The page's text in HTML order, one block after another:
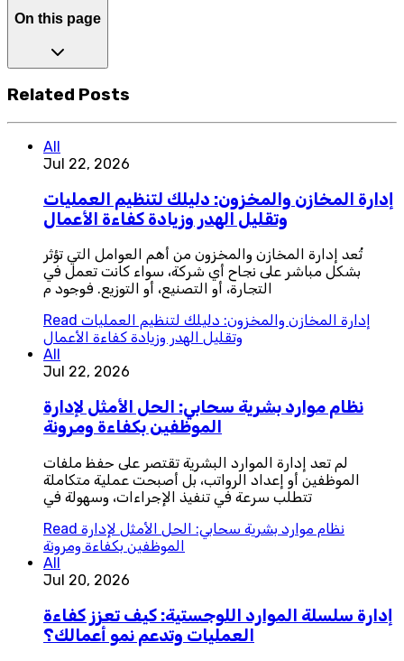
On this page
Related Posts
All
Jul 22, 2026
إدارة المخازن والمخزون: دليلك لتنظيم العمليات
وتقليل الهدر وزيادة كفاءة الأعمال
تُعد إدارة المخازن والمخزون من أهم العوامل التي تؤثر
بشكل مباشر على نجاح أي شركة، سواء كانت تعمل في
التجارة، أو التصنيع، أو التوزيع. فوجود م
Read إدارة المخازن والمخزون: دليلك لتنظيم العمليات
وتقليل الهدر وزيادة كفاءة الأعمال
All
Jul 22, 2026
نظام موارد بشرية سحابي: الحل الأمثل لإدارة
الموظفين بكفاءة ومرونة
لم تعد إدارة الموارد البشرية تقتصر على حفظ ملفات
الموظفين أو إعداد الرواتب، بل أصبحت عملية متكاملة
تتطلب سرعة في تنفيذ الإجراءات، وسهولة في
Read نظام موارد بشرية سحابي: الحل الأمثل لإدارة
الموظفين بكفاءة ومرونة
All
Jul 20, 2026
إدارة سلسلة الموارد اللوجستية: كيف تعزز كفاءة
العمليات وتدعم نمو أعمالك؟